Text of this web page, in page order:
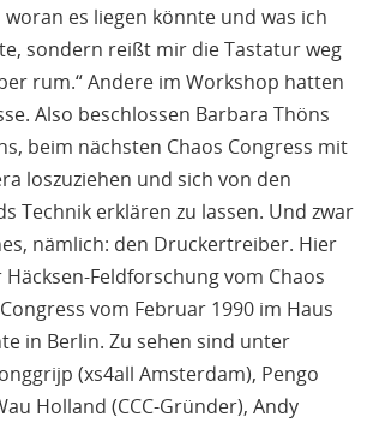
es liegen könnte und was ich
sondern reißt mir die Tastatur weg
rum.“ Andere im Workshop hatten
Also beschlossen Barbara Thöns
beim nächsten Chaos Congress mit
loszuziehen und sich von den
Technik erklären zu lassen. Und zwar
nämlich: den Druckertreiber. Hier
Feldforschung vom Chaos
vom Februar 1990 im Haus
in Berlin. Zu sehen sind unter
(xs4all Amsterdam), Pengo
Holland (CCC-Gründer), Andy